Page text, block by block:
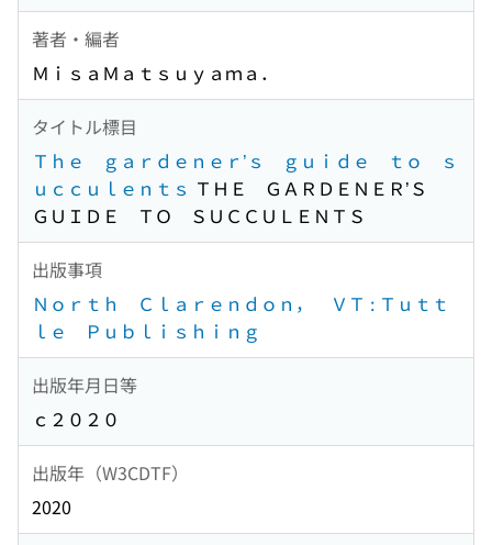
著者・編者
ＭｉｓａＭａｔｓｕｙａｍａ．
タイトル標目
Ｔｈｅ ｇａｒｄｅｎｅｒ’ｓ ｇｕｉｄｅ ｔｏ ｓ
ｕｃｃｕｌｅｎｔｓ ＴＨＥ ＧＡＲＤＥＮＥＲ’Ｓ
ＧＵＩＤＥ ＴＯ ＳＵＣＣＵＬＥＮＴＳ
出版事項
Ｎｏｒｔｈ Ｃｌａｒｅｎｄｏｎ， ＶＴ : Ｔｕｔｔ
ｌｅ Ｐｕｂｌｉｓｈｉｎｇ
出版年月日等
ｃ２０２０
出版年（W3CDTF）
2020